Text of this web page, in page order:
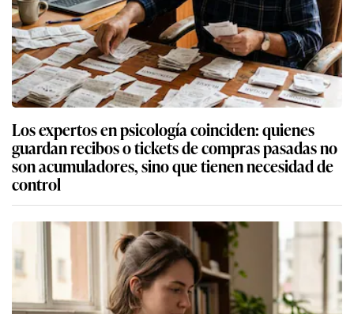
Los expertos en psicología coinciden: quienes
guardan recibos o tickets de compras pasadas no
son acumuladores, sino que tienen necesidad de
control